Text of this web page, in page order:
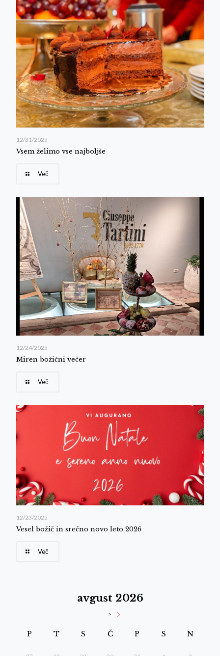
12/31/2025
Vsem želimo vse najboljše
Več
12/24/2025
Miren božični večer
Več
12/23/2025
Vesel božič in srečno novo leto 2026
Več
avgust 2026
>
P T S Č P S N